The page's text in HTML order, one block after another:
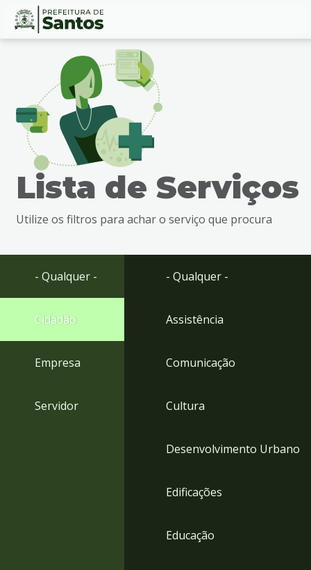
Ir
busca
Ir
rodapé
Conteúdo
Lista de Serviços
Utilize os filtros para achar o serviço que procura
- Qualquer -
Cidadão
Empresa
Servidor
- Qualquer -
Assistência
Comunicação
Cultura
Desenvolvimento Urbano
Edificações
Educação